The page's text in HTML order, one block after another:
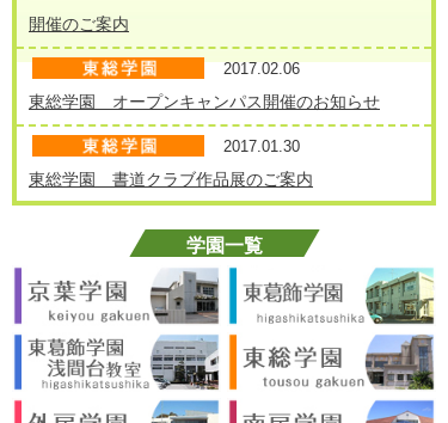
開催のご案内
2017.02.06
東総学園 オープンキャンパス開催のお知らせ
2017.01.30
東総学園 書道クラブ作品展のご案内
5学園・植草学園共同 陶芸展示会へ東総学園も出
品します
2016.12.05
東総学園 チャリティー販売の収益金を旭市へ贈呈
2016.11.04